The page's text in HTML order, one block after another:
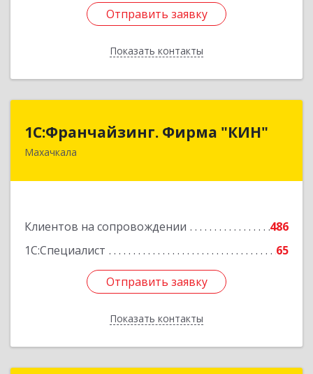
Отправить заявку
Показать контакты
Отправить заявку
Назад
1С:Франчайзинг. Фирма "КИН"
Махачкала
Клиентов на сопровождении
486
1С:Специалист
65
Отправить заявку
Показать контакты
1С:Франчайзинг. Фирма "КИН"
367030, Дагестан Респ, Махачкала г, И.Казака
Отправить заявку
Назад